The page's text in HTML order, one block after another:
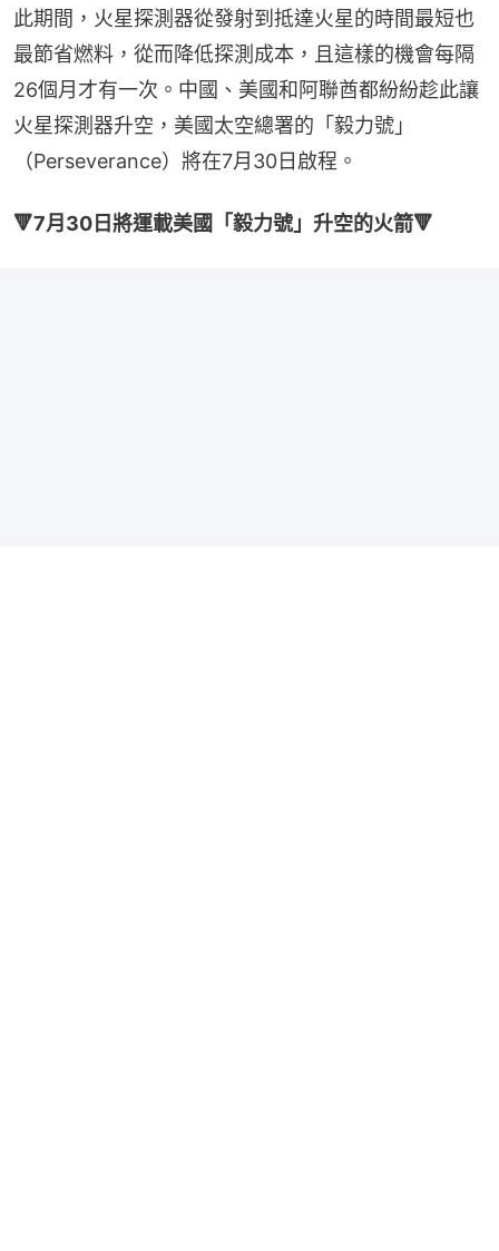
此期間，火星探測器從發射到抵達火星的時間最短也
最節省燃料，從而降低探測成本，且這樣的機會每隔
26個月才有一次。中國、美國和阿聯酋都紛紛趁此讓
火星探測器升空，美國太空總署的「毅力號」
（Perseverance）將在7月30日啟程。
🔻7月30日將運載美國「毅力號」升空的火箭🔻